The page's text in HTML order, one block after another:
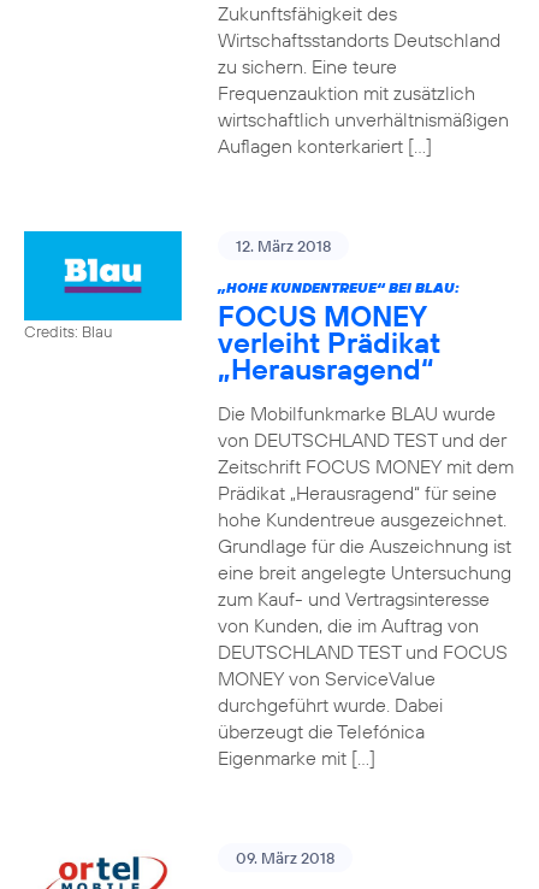
Zukunftsfähigkeit des
Wirtschaftsstandorts Deutschland
zu sichern. Eine teure
Frequenzauktion mit zusätzlich
wirtschaftlich unverhältnismäßigen
Auflagen konterkariert […]
Credits: Blau
12. März 2018
„HOHE KUNDENTREUE“ BEI BLAU:
FOCUS MONEY
verleiht Prädikat
„Herausragend“
Die Mobilfunkmarke BLAU wurde
von DEUTSCHLAND TEST und der
Zeitschrift FOCUS MONEY mit dem
Prädikat „Herausragend“ für seine
hohe Kundentreue ausgezeichnet.
Grundlage für die Auszeichnung ist
eine breit angelegte Untersuchung
zum Kauf- und Vertragsinteresse
von Kunden, die im Auftrag von
DEUTSCHLAND TEST und FOCUS
MONEY von ServiceValue
durchgeführt wurde. Dabei
überzeugt die Telefónica
Eigenmarke mit […]
09. März 2018